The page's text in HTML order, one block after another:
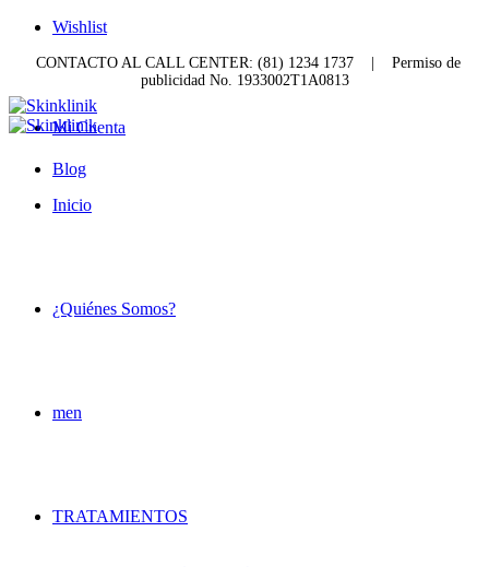
Wishlist
CONTACTO AL CALL CENTER: (81) 1234 1737
Permiso de
publicidad No. 1933002T1A0813
Mi Cuenta
Blog
Inicio
¿Quiénes Somos?
men
TRATAMIENTOS